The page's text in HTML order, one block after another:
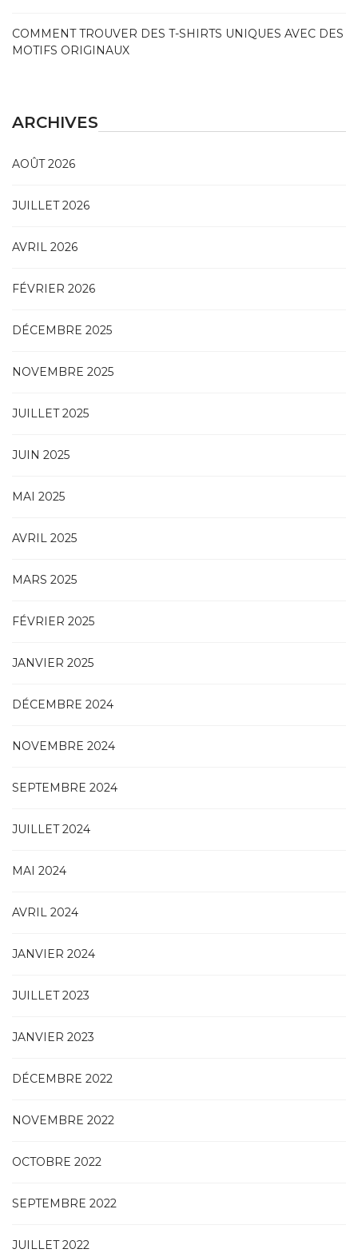
COMMENT TROUVER DES T-SHIRTS UNIQUES AVEC DES
MOTIFS ORIGINAUX
ARCHIVES
AOÛT 2026
JUILLET 2026
AVRIL 2026
FÉVRIER 2026
DÉCEMBRE 2025
NOVEMBRE 2025
JUILLET 2025
JUIN 2025
MAI 2025
AVRIL 2025
MARS 2025
FÉVRIER 2025
JANVIER 2025
DÉCEMBRE 2024
NOVEMBRE 2024
SEPTEMBRE 2024
JUILLET 2024
MAI 2024
AVRIL 2024
JANVIER 2024
JUILLET 2023
JANVIER 2023
DÉCEMBRE 2022
NOVEMBRE 2022
OCTOBRE 2022
SEPTEMBRE 2022
JUILLET 2022